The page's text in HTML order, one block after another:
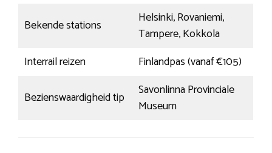
Bekende stations
Helsinki, Rovaniemi,
Tampere, Kokkola
Interrail reizen
Finlandpas (vanaf €105)
Bezienswaardigheid tip
Savonlinna Provinciale
Museum